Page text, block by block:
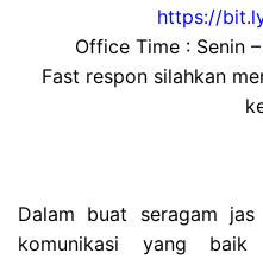
https://
Office Time : Senin
Fast respon silahkan
Dalam buat seragam jas
komunikasi yang